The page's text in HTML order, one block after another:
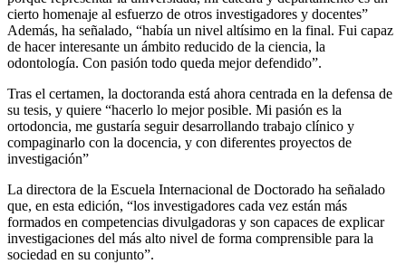
cierto homenaje al esfuerzo de otros investigadores y docentes”
Además, ha señalado, “había un nivel altísimo en la final. Fui capaz
de hacer interesante un ámbito reducido de la ciencia, la
odontología. Con pasión todo queda mejor defendido”.
Tras el certamen, la doctoranda está ahora centrada en la defensa de
su tesis, y quiere “hacerlo lo mejor posible. Mi pasión es la
ortodoncia, me gustaría seguir desarrollando trabajo clínico y
compaginarlo con la docencia, y con diferentes proyectos de
investigación”
La directora de la Escuela Internacional de Doctorado ha señalado
que, en esta edición, “los investigadores cada vez están más
formados en competencias divulgadoras y son capaces de explicar
investigaciones del más alto nivel de forma comprensible para la
sociedad en su conjunto”.